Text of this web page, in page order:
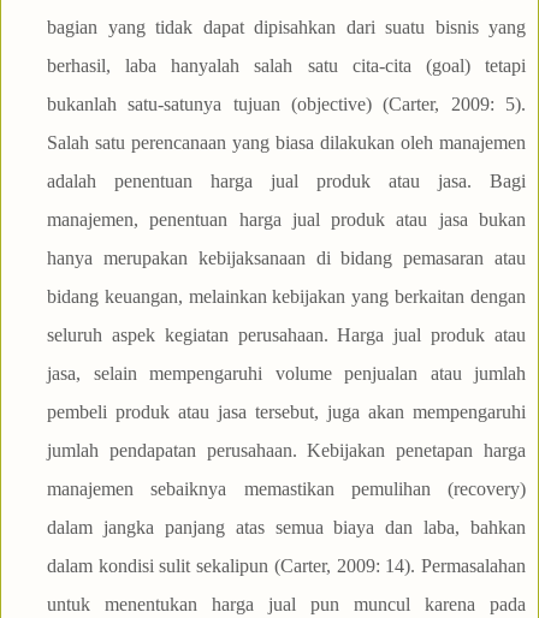
bagian yang tidak dapat dipisahkan dari suatu bisnis yang
berhasil, laba hanyalah salah satu cita-cita (goal) tetapi
bukanlah satu-satunya tujuan (objective) (Carter, 2009: 5).
Salah satu perencanaan yang biasa dilakukan oleh manajemen
adalah penentuan harga jual produk atau jasa. Bagi
manajemen, penentuan harga jual produk atau jasa bukan
hanya merupakan kebijaksanaan di bidang pemasaran atau
bidang keuangan, melainkan kebijakan yang berkaitan dengan
seluruh aspek kegiatan perusahaan. Harga jual produk atau
jasa, selain mempengaruhi volume penjualan atau jumlah
pembeli produk atau jasa tersebut, juga akan mempengaruhi
jumlah pendapatan perusahaan. Kebijakan penetapan harga
manajemen sebaiknya memastikan pemulihan (recovery)
dalam jangka panjang atas semua biaya dan laba, bahkan
dalam kondisi sulit sekalipun (Carter, 2009: 14). Permasalahan
untuk menentukan harga jual pun muncul karena pada